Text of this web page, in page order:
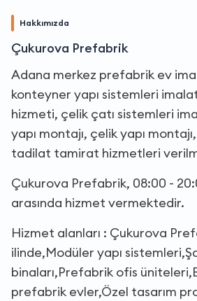
Hakkımızda
Çukurova Prefabrik
Adana merkez prefabrik ev
konteyner yapı sistemleri
hizmeti, çelik çatı sistemleri
yapı montajı, çelik yapı
tadilat tamirat hizmetleri
Çukurova Prefabrik, 08:00 -
arasında hizmet vermektedir.
Hizmet alanları : Çukurova
ilinde,Modüler yapı
binaları,Prefabrik ofis
prefabrik evler,Özel tasarım